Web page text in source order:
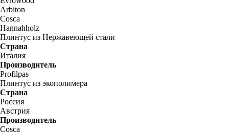
Arbiton
Cosca
Hannahholz
Плинтус из Нержавеющей стали
Страна
Италия
Производитель
Profilpas
Плинтус из экополимера
Страна
Россия
Австрия
Производитель
Cosca